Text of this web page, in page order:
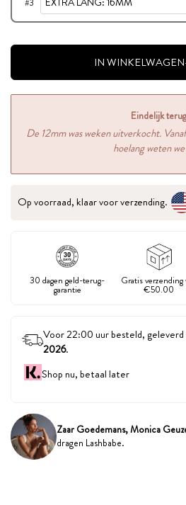
#3
IN WINKELWAGEN
Eindelijk terug
De 12mm was weken uitverkocht.
hoelang weten
Op voorraad, klaar voor verzending.
30 dagen geld-terug-
garantie
Gratis verzending
€50.00
Voor 22:00 uur besteld, geleverd
2026.
Shop nu, betaal later
Zaar Goedemans, Monica
dragen Lashbabe.